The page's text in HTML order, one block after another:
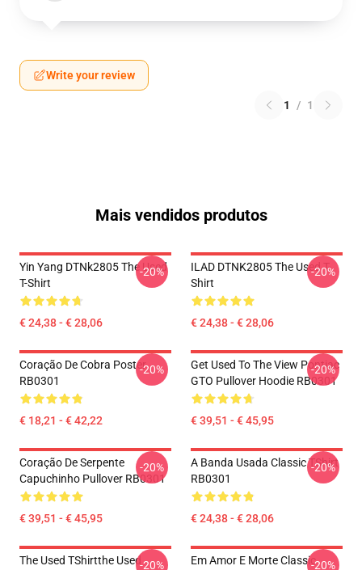
Write your review
1 / 1
Mais vendidos produtos
Yin Yang DTNk2805 The Used
T-Shirt
€ 24,38 - € 28,06
-20%
ILAD DTNK2805 The Used T-
Shirt
€ 24,38 - € 28,06
-20%
Coração De Cobra Poster
RB0301
€ 18,21 - € 42,22
-20%
Get Used To The View Pontiac
GTO Pullover Hoodie RB0301
€ 39,51 - € 45,95
-20%
Coração De Serpente
Capuchinho Pullover RB0301
€ 39,51 - € 45,95
-20%
A Banda Usada Classic TShirt
RB0301
€ 24,38 - € 28,06
-20%
The Used TShirtthe Used-20%
Em Amor E Morte Classic-20%